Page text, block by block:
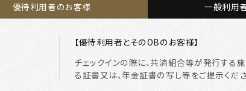
優待利用者のお客様 一般利用
【優待利用者とそのOBのお客様】
チェックインの際に、共済組合等が発行する
る証書又は、年金証書の写し等をご提示くださ